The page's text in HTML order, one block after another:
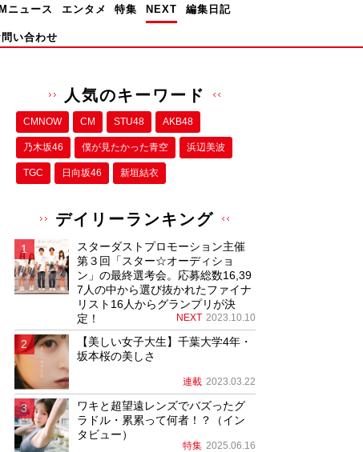
ニュース エンタメ 特集 NEXT 編集日記
問い合わせ
人気のキーワード
CMNOW CM STU48 AKB48
乃木坂46 僕が⾒たかった⻘空 浜辺美波
TGC 日向坂46 新垣結衣
デイリーランキング
スターダストプロモーション主催
第３回「スター☆オーディショ
ン」の最終選考会。応募総数16,39
7人の中から選び抜かれたファイナ
リスト16人からグランプリが決
定！
NEXT 2023.10.10
【美しい女子大生】千葉大学4年・
坂本桜の美しさ
連載 2023.03.22
ワキと超望遠レンズでバズったグ
ラドル・累累って何者！？（イン
タビュー）
特集 2025.06.16